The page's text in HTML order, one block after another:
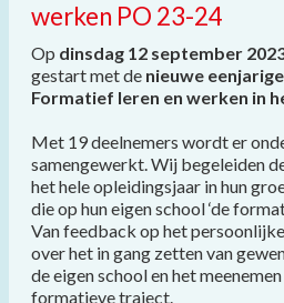
werken PO 23-24
Op dinsdag 12 september
gestart met de nieuwe
Formatief leren en werken in
Met 19 deelnemers wordt er
samengewerkt. Wij begeleiden
het hele opleidingsjaar in hun
die op hun eigen school ‘de
Van feedback op het
over het in gang zetten van
de eigen school en het
formatieve traject.